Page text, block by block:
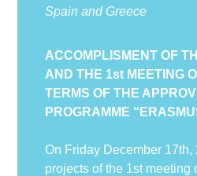
Spain and Greece
ACCOMPLISMENT OF
AND THE 1st MEETING
TERMS OF THE
PROGRAMME
On Friday December 17th,
projects of the 1st meeting